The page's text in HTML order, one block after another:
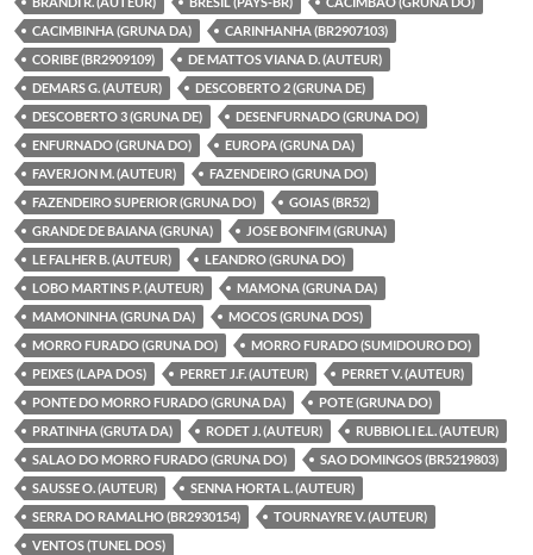
CACIMBINHA (GRUNA DA)
CARINHANHA (BR2907103)
CORIBE (BR2909109)
DE MATTOS VIANA D. (AUTEUR)
DEMARS G. (AUTEUR)
DESCOBERTO 2 (GRUNA DE)
DESCOBERTO 3 (GRUNA DE)
DESENFURNADO (GRUNA DO)
ENFURNADO (GRUNA DO)
EUROPA (GRUNA DA)
FAVERJON M. (AUTEUR)
FAZENDEIRO (GRUNA DO)
FAZENDEIRO SUPERIOR (GRUNA DO)
GOIAS (BR52)
GRANDE DE BAIANA (GRUNA)
JOSE BONFIM (GRUNA)
LE FALHER B. (AUTEUR)
LEANDRO (GRUNA DO)
LOBO MARTINS P. (AUTEUR)
MAMONA (GRUNA DA)
MAMONINHA (GRUNA DA)
MOCOS (GRUNA DOS)
MORRO FURADO (GRUNA DO)
MORRO FURADO (SUMIDOURO DO)
PEIXES (LAPA DOS)
PERRET J.F. (AUTEUR)
PERRET V. (AUTEUR)
PONTE DO MORRO FURADO (GRUNA DA)
POTE (GRUNA DO)
PRATINHA (GRUTA DA)
RODET J. (AUTEUR)
RUBBIOLI E.L. (AUTEUR)
SALAO DO MORRO FURADO (GRUNA DO)
SAO DOMINGOS (BR5219803)
SAUSSE O. (AUTEUR)
SENNA HORTA L. (AUTEUR)
SERRA DO RAMALHO (BR2930154)
TOURNAYRE V. (AUTEUR)
VENTOS (TUNEL DOS)